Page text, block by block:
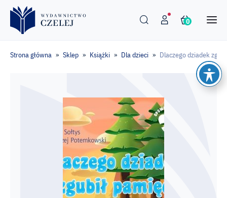
0
Strona główna » Sklep » Książki » Dla dzieci » Dlaczego dziadek